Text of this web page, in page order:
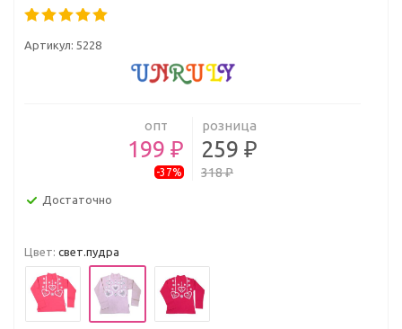
Артикул: 5228
опт
199 ₽
-37%
розница
259 ₽
318 ₽
Достаточно
Цвет: свет.пудра